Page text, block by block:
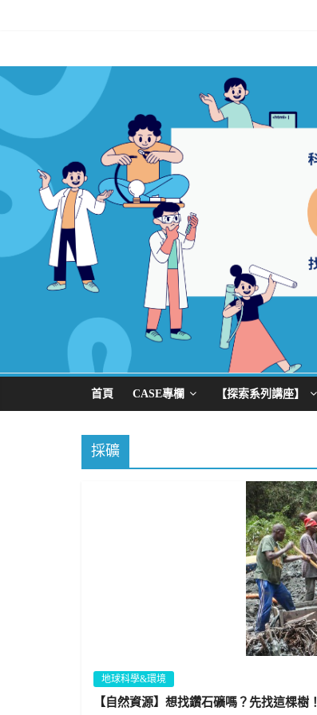
首頁 CASE專欄 【探索系列講座】
採礦
地球科學&環境
【自然資源】想找鑽石礦嗎？先找這棵樹！